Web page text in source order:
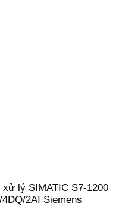
xử lý SIMATIC S7-1200
2AI Siemens